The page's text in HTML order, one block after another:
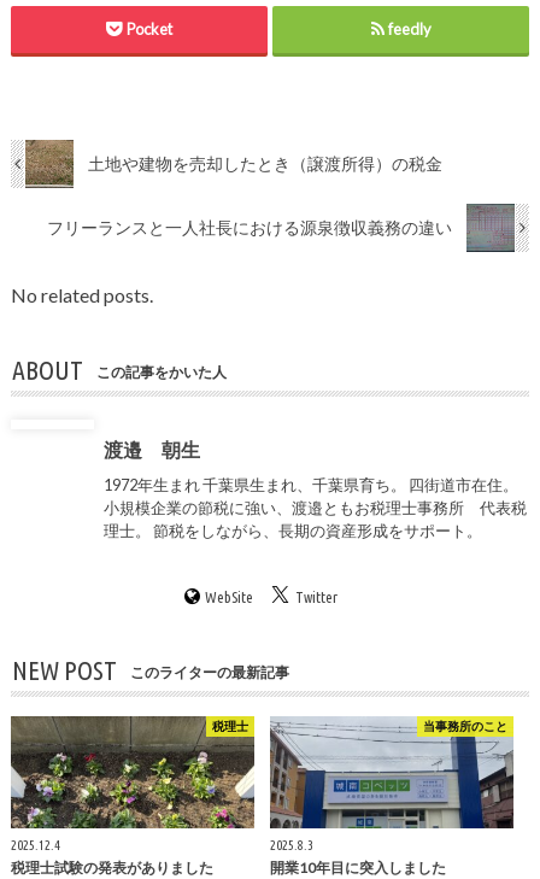
Pocket feedly
土地や建物を売却したとき（譲渡所得）の税金
フリーランスと一人社長における源泉徴収義務の違い
No related posts.
ABOUT この記事をかいた人
渡邉 朝生
1972年生まれ 千葉県生まれ、千葉県育ち。 四街道市在住。
小規模企業の節税に強い、渡邉ともお税理士事務所 代表税
理士。 節税をしながら、長期の資産形成をサポート。
WebSite Twitter
NEW POST このライターの最新記事
税理士
2025.12.4
税理士試験の発表がありました
当事務所のこと
2025.8.3
開業10年目に突入しました